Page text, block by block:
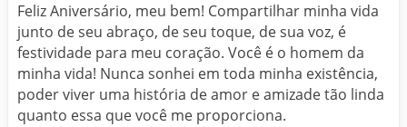
Feliz Aniversário, meu bem! Compartilhar minha vida
junto de seu abraço, de seu toque, de sua voz, é
festividade para meu coração. Você é o homem da
minha vida! Nunca sonhei em toda minha existência,
poder viver uma história de amor e amizade tão linda
quanto essa que você me proporciona.